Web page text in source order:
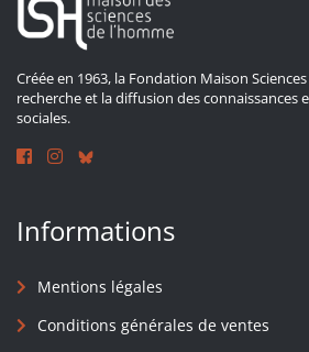
Créée en 1963, la Fondation Maison
recherche et la diffusion des connaissances
sociales.
Informations
Mentions légales
Conditions générales de ventes